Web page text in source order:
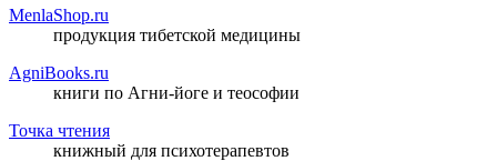
MenlaShop.ru
продукция тибетской медицины
AgniBooks.ru
книги по Агни-йоге и теософии
Точка чтения
книжный для психотерапевтов